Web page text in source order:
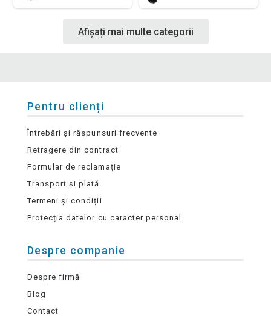
Afișați mai multe categorii
Pentru clienți
Întrebări și răspunsuri frecvente
Retragere din contract
Formular de reclamație
Transport și plată
Termeni și condiții
Protecția datelor cu caracter personal
Despre companie
Despre firmă
Blog
Contact